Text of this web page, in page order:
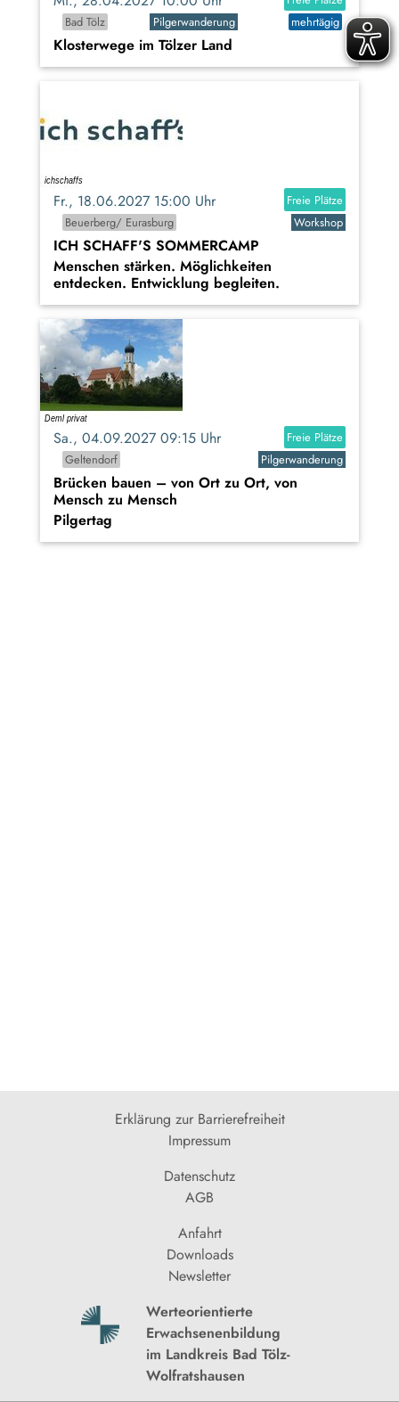
Bad Tölz
Pilgerwanderung mehrtägig
Klosterwege im Tölzer Land
Fr., 18.06.2027 15:00 Uhr
Freie Plätze
Beuerberg/ Eurasburg
Workshop
ICH SCHAFF'S SOMMERCAMP
Menschen stärken. Möglichkeiten
entdecken. Entwicklung begleiten.
Sa., 04.09.2027 09:15 Uhr
Freie Plätze
Geltendorf
Pilgerwanderung
Brücken bauen – von Ort zu Ort, von
Mensch zu Mensch
Pilgertag
Erklärung zur Barrierefreiheit
Impressum
Datenschutz
AGB
Anfahrt
Downloads
Newsletter
Werteorientierte
Erwachsenenbildung
im Landkreis Bad Tölz-
Wolfratshausen